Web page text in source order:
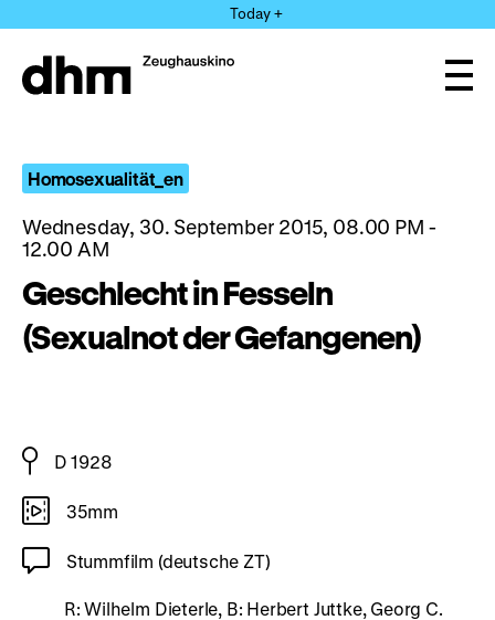
directly
the
Today +
Homosexualität_en
Wednesday, 30. September 2015, 08.00 PM -
12.00 AM
Geschlecht in Fesseln
(Sexualnot der Gefangenen)
D 1928
35mm
Stummfilm (deutsche ZT)
R: Wilhelm Dieterle, B: Herbert Juttke, Georg C.